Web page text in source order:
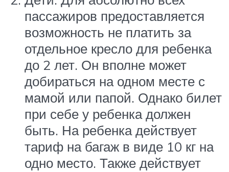
пассажиров предоставляется
возможность не платить за
отдельное кресло для ребенка
до 2 лет. Он вполне может
добираться на одном месте с
мамой или папой. Однако билет
при себе у ребенка должен
быть. На ребенка действует
тариф на багаж в виде 10 кг на
одно место. Также действует